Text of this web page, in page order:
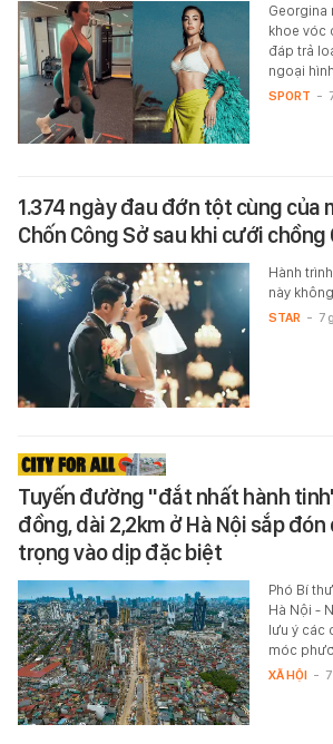
Georgina
khoe vóc
đáp trả
ngoại
SPORT -
1.374 ngày đau đớn tột cùng của
Chốn Công Sở sau khi cưới chồng
Hành
này
STAR - 7
Tuyến đường "đắt nhất hành
đồng, dài 2,2km ở Hà Nội sắp
trọng vào dịp đặc biệt
Phó Bí
Hà Nội -
lưu ý các
móc
XÃ HỘI -